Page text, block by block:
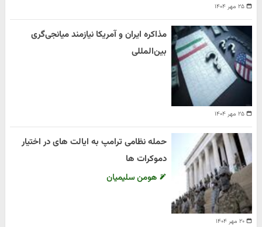
۲۵ مهر ۱۴۰۴
۲۵ مهر ۱۴۰۴
مذاکره ایران و آمریکا نیازمند میانجی‌گری
بین‌المللی
۲۰ مهر ۱۴۰۴
حمله نظامی ترامپ به ایالت های در اختیار
دموکرات ها
هومن سلیمیان